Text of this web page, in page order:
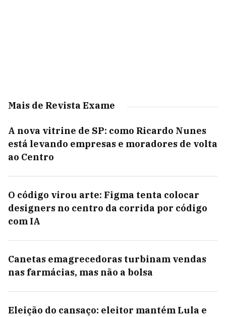
Mais de Revista Exame
A nova vitrine de SP: como Ricardo Nunes
está levando empresas e moradores de volta
ao Centro
O código virou arte: Figma tenta colocar
designers no centro da corrida por código
com IA
Canetas emagrecedoras turbinam vendas
nas farmácias, mas não a bolsa
Eleição do cansaço: eleitor mantém Lula e